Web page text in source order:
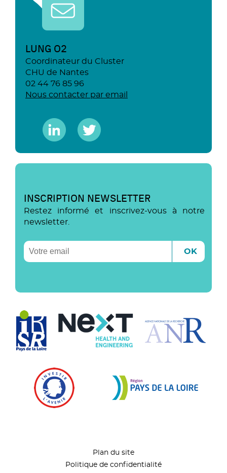
LUNG O2
Coordinateur du Cluster
CHU de Nantes
02 44 76 85 96
Nous contacter par email
INSCRIPTION NEWSLETTER
Restez informé et inscrivez-vous à notre
newsletter.
Plan du site
Politique de confidentialité